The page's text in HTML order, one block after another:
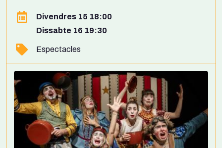
Divendres 15 18:00
Dissabte 16 19:30
Espectacles